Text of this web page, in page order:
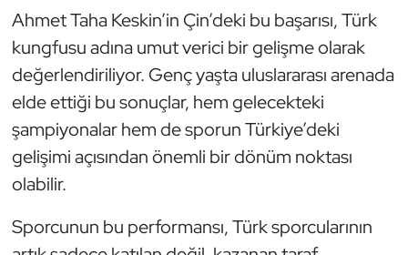
Ahmet Taha Keskin’in Çin’deki bu başarısı, Türk
kungfusu adına umut verici bir gelişme olarak
değerlendiriliyor. Genç yaşta uluslararası arenada
elde ettiği bu sonuçlar, hem gelecekteki
şampiyonalar hem de sporun Türkiye’deki
gelişimi açısından önemli bir dönüm noktası
olabilir.
Sporcunun bu performansı, Türk sporcularının
Ragbi
Satranç
Su Topu
Sualtı Sporları
Tenis